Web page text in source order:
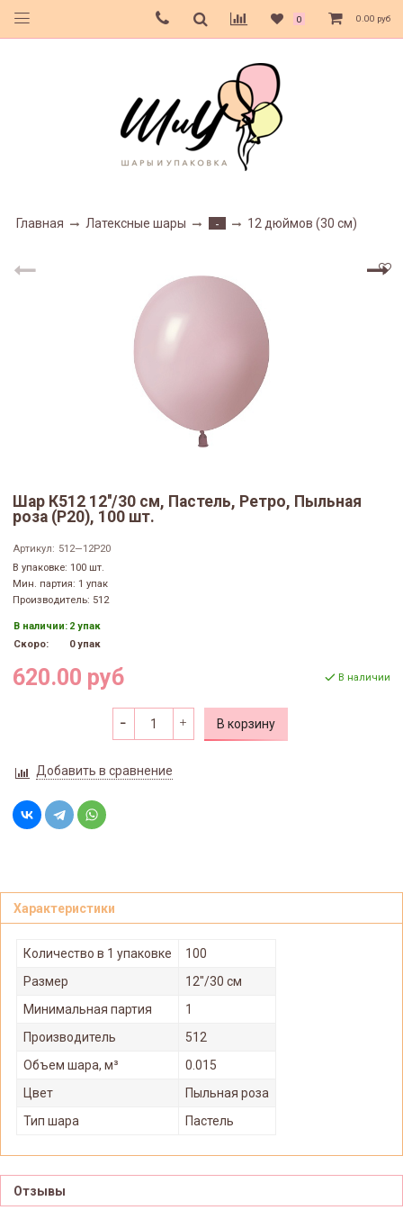
0 0.00 руб
Главная Латексные шары - 12 дюймов (30 см)
Шар К512 12''/30 см, Пастель, Ретро, Пыльная
роза (P20), 100 шт.
Артикул: 512—12P20
В упаковке: 100 шт.
Мин. партия: 1 упак
Производитель: 512
В наличии: 2 упак
Скоро:
0 упак
620.00 руб В наличии
В корзину
Добавить в сравнение
Характеристики
Количество в 1 упаковке
100
Размер
12"/30 см
Минимальная партия
1
Производитель
512
Объем шара, м³
0.015
Цвет
Пыльная роза
Тип шара
Пастель
Отзывы